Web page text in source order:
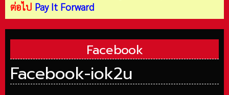
ต่อไป Pay It Forward
Facebook
Facebook-iok2u